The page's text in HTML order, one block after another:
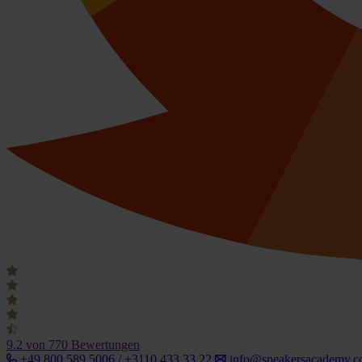
9.2 von 770 Bewertungen
+49 800 589 5006 / +3110 433 33 22